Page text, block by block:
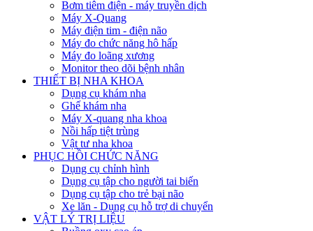
Bơm tiêm điện - máy truyền dịch
Máy X-Quang
Máy điện tim - điện não
Máy đo chức năng hô hấp
Máy đo loãng xương
Monitor theo dõi bệnh nhân
THIẾT BỊ NHA KHOA
Dụng cụ khám nha
Ghế khám nha
Máy X-quang nha khoa
Nồi hấp tiệt trùng
Vật tư nha khoa
PHỤC HỒI CHỨC NĂNG
Dụng cụ chỉnh hình
Dụng cụ tập cho người tai biến
Dụng cụ tập cho trẻ bại não
Xe lăn - Dụng cụ hỗ trợ di chuyển
VẬT LÝ TRỊ LIỆU